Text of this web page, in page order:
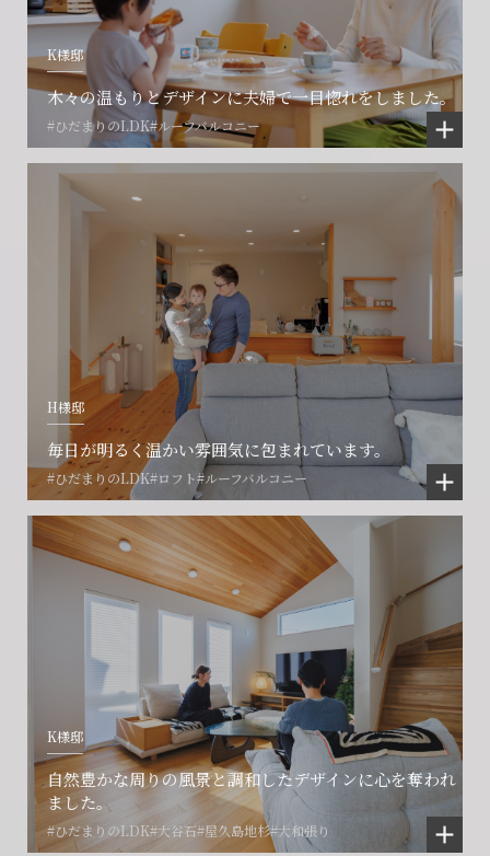
K様邸
木々の温もりとデザインに夫婦で一目惚れをしました。
#ひだまりのLDK#ルーフバルコニー
H様邸
毎日が明るく温かい雰囲気に包まれています。
#ひだまりのLDK#ロフト#ルーフバルコニー
K様邸
自然豊かな周りの風景と調和したデザインに心を奪われ
ました。
#ひだまりのLDK#大谷石#屋久島地杉#大和張り